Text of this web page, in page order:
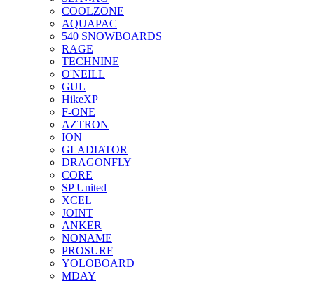
COOLZONE
AQUAPAC
540 SNOWBOARDS
RAGE
TECHNINE
O'NEILL
GUL
HikeXP
F-ONE
AZTRON
ION
GLADIATOR
DRAGONFLY
CORE
SP United
XCEL
JOINT
ANKER
NONAME
PROSURF
YOLOBOARD
MDAY